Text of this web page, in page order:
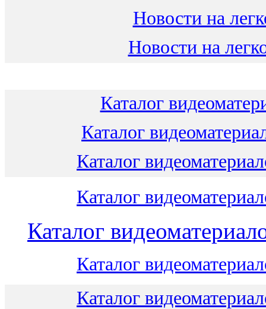
Новости на
Новости на
Каталог
Каталог
Каталог
Каталог
Каталог
Каталог
Каталог